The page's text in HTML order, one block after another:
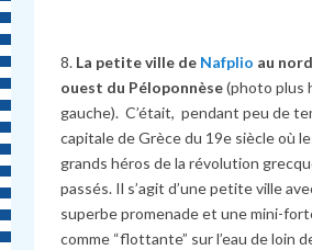
8. La petite ville de Nafplio au
ouest du Péloponnèse(photo plus
gauche). C’était, pendant peu de
capitale de Grèce du 19e siècle où
grands héros de la révolution
passés. Il s’agit d’une petite ville
superbe promenade et une mini-
comme “flottante” sur l’eau de loin